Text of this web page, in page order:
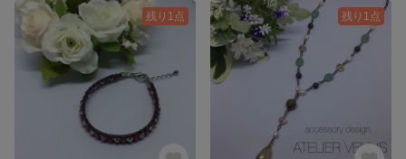
残り1点 残り1点